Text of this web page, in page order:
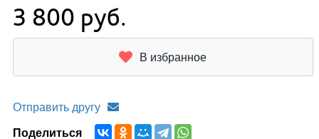
3 800 руб.
В избранное
Отправить другу
Поделиться